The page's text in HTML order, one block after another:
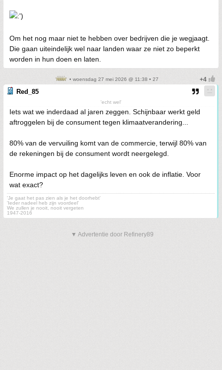
Om het nog maar niet te hebben over bedrijven die je wegjaagt.
Die gaan uiteindelijk wel naar landen waar ze niet zo beperkt
worden in hun doen en laten.
• woensdag 27 mei 2026 @ 11:38 • 27
Red_85
'echt wel'
Iets wat we inderdaad al jaren zeggen. Schijnbaar werkt geld
aftroggelen bij de consument tegen klimaatverandering...
80% van de vervuiling komt van de commercie, terwijl 80% van
de rekeningen bij de consument wordt neergelegd.
Enorme impact op het dagelijks leven en ook de inflatie. Voor
wat exact?
'Je gaat het pas zien als je het doorhebt'
'Ieder nadeel heb zijn voordeel'
We zullen je nooit, nooit vergeten
1947-2016
▼ Advertentie door Refinery89